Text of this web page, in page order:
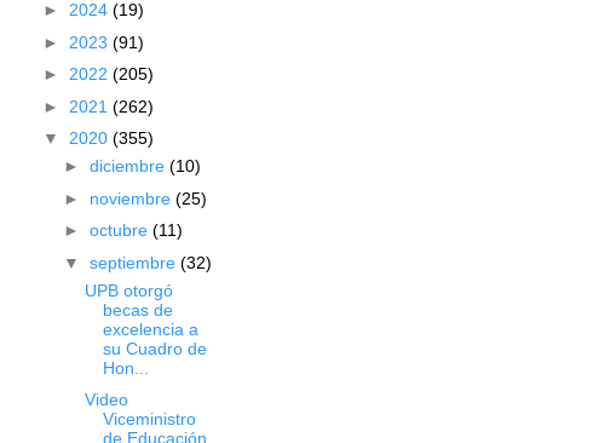
► 2024 (19)
► 2023 (91)
► 2022 (205)
► 2021 (262)
▼ 2020 (355)
► diciembre (10)
► noviembre (25)
► octubre (11)
▼ septiembre (32)
UPB otorgó
becas de
excelencia a
su Cuadro de
Hon...
Video
Viceministro
de Educación